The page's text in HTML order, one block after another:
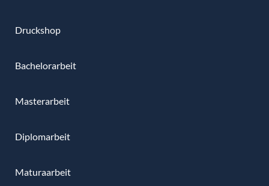
Druckshop
Bachelorarbeit
Masterarbeit
Diplomarbeit
Maturaarbeit